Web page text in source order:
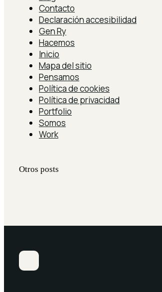
Contacto
Declaración accesibilidad
Gen Ry
Hacemos
Inicio
Mapa del sitio
Pensamos
Política de cookies
Política de privacidad
Portfolio
Somos
Work
Otros posts